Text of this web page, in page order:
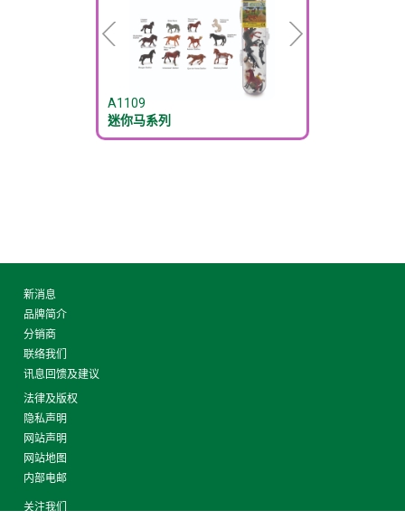
A1109
迷你马系列
新消息
品牌简介
分销商
联络我们
讯息回馈及建议
法律及版权
隐私声明
网站声明
网站地图
内部电邮
关注我们